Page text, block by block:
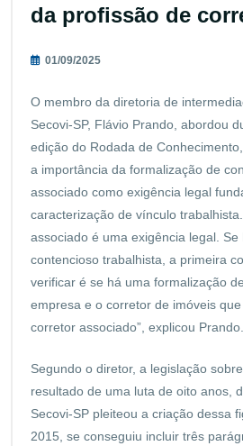
da profissão de
01/09/2025
O membro da diretoria de
Secovi-SP, Flávio Prando, abordou
edição do Rodada de
a importância da formalização de
associado como exigência legal
caracterização de vínculo
associado é uma exigência legal. Se
contencioso trabalhista, a primeira
verificar é se há uma formalização
empresa e o corretor de imóveis
corretor associado”, explicou Prando.
Segundo o diretor, a legislação
resultado de uma luta de oito anos,
Secovi-SP pleiteou a criação dessa
2015, se conseguiu incluir três